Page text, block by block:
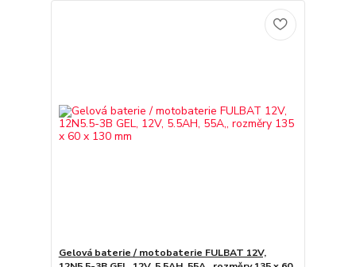
Gelová baterie / motobaterie FULBAT 12V,